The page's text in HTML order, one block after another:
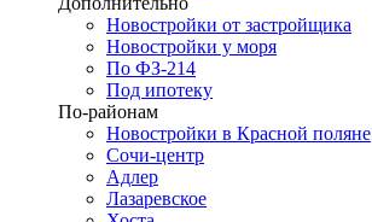
Новостройки от застройщика
Новостройки у моря
По ФЗ-214
Под ипотеку
По-районам
Новостройки в Красной поляне
Сочи-центр
Адлер
Лазаревское